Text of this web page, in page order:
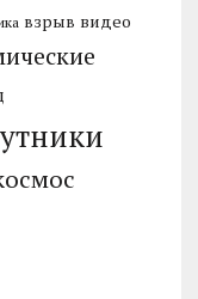
взрыв видео